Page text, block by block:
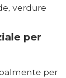
verdure
per
per